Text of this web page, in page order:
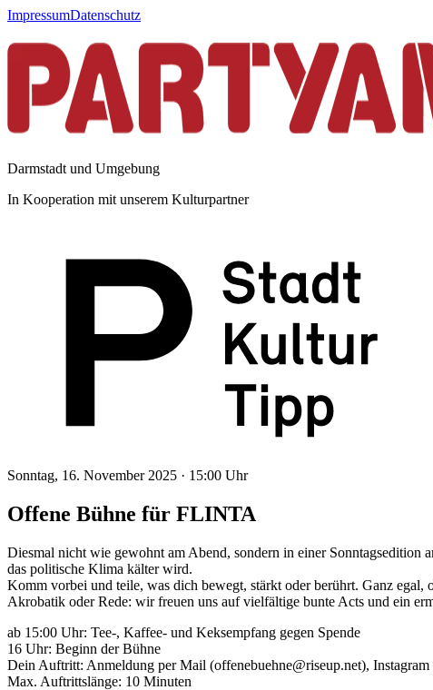
ImpressumDatenschutz
Darmstadt und Umgebung
In Kooperation mit unserem Kulturpartner
Sonntag, 16. November 2025 · 15:00 Uhr
Offene Bühne für FLINTA
Diesmal nicht wie gewohnt am Abend, sondern in einer Sonntagsedition
das politische Klima kälter wird.
Komm vorbei und teile, was dich bewegt, stärkt oder berührt. Ganz
Akrobatik oder Rede: wir freuen uns auf vielfältige bunte Acts und ein
ab 15:00 Uhr: Tee-, Kaffee- und Keksempfang gegen Spende
16 Uhr: Beginn der Bühne
Dein Auftritt: Anmeldung per Mail (offenebuehne@riseup.net),
Max. Auftrittslänge: 10 Minuten